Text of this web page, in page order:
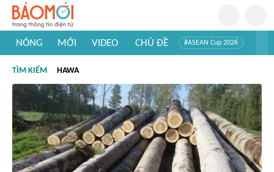
NÓNG MỚI VIDEO CHỦ ĐỀ #ASEAN Cup 2026
#Khám phá thế giới
TÌM KIẾM HAWA